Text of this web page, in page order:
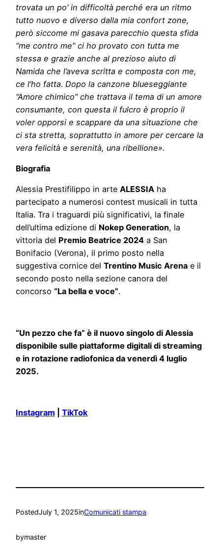
trovata un po’ in difficoltà perché era un ritmo
tutto nuovo e diverso dalla mia confort zone,
però siccome mi gasava parecchio questa sfida
“me contro me” ci ho provato con tutta me
stessa e grazie anche al prezioso aiuto di
Namida che l’aveva scritta e composta con me,
ce l’ho fatta. Dopo la canzone blueseggiante
“Amore chimico” che trattava il tema di un amore
consumante, con questa il fulcro è proprio il
voler opporsi e scappare da una situazione che
ci sta stretta, soprattutto in amore per cercare la
vera felicità e serenità, una ribellione».
Biografia
Alessia Prestifilippo in arte ALESSIA ha
partecipato a numerosi contest musicali in tutta
Italia. Tra i traguardi più significativi, la finale
dell’ultima edizione di Nokep Generation, la
vittoria del Premio Beatrice 2024 a San
Bonifacio (Verona), il primo posto nella
suggestiva cornice del Trentino Music Arena e il
secondo posto nella sezione canora del
concorso “La bella e voce”.
“Un pezzo che fa” è il nuovo singolo di Alessia
disponibile sulle piattaforme digitali di streaming
e in rotazione radiofonica da venerdì 4 luglio
2025.
Instagram TikTok
PostedJuly 1, 2025inComunicati stampa
bymaster